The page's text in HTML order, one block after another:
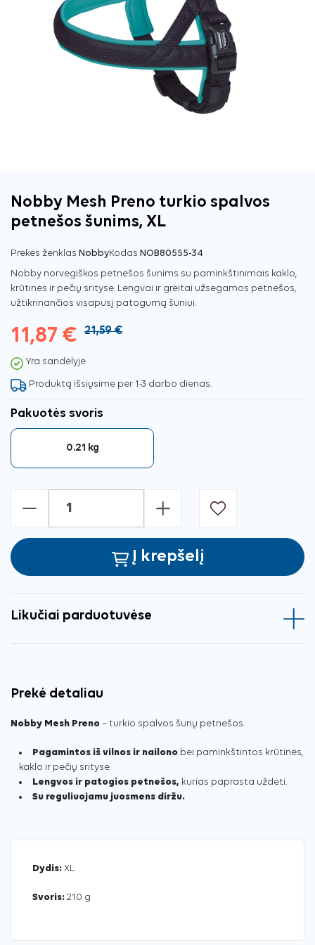
Nobby Mesh Preno turkio spalvos
petnešos šunims, XL
Prekės ženklas NobbyKodas NOB80555-34
Nobby norvegiškos petnešos šunims su paminkštinimais kaklo,
krūtinės ir pečių srityse. Lengvai ir greitai užsegamos petnešos,
užtikrinančios visapusį patogumą šuniui.
11,87 € 21,59 €
Yra sandėlyje
Produktą išsiųsime per 1-3 darbo dienas.
Pakuotės svoris
0.21 kg
- +
Į krepšelį
Likučiai parduotuvėse
Prekė detaliau
Nobby Mesh Preno – turkio spalvos šunų petnešos.
Pagamintos iš vilnos ir nailono bei paminkštintos krūtinės,
kaklo ir pečių srityse.
Lengvos ir patogios petnešos, kurias paprasta uždėti.
Su reguliuojamu juosmens diržu.
Dydis: XL
Svoris: 210 g